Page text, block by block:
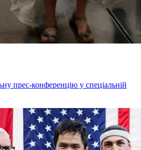
прес-конференцію у спеціальній